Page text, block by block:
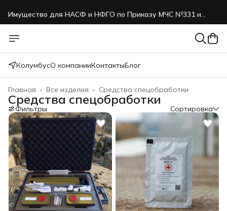
Имущество для НАСФ и НФГО по Приказу МЧС №331 и
№999
Продукция в реестре Минпромторга согласно ПП № 1875
КолумбусО компанииКонтактыБлог
Средства спецобработки
Все изделия ›
Главная ›
Средства спецобработки
Фильтры Сортировка